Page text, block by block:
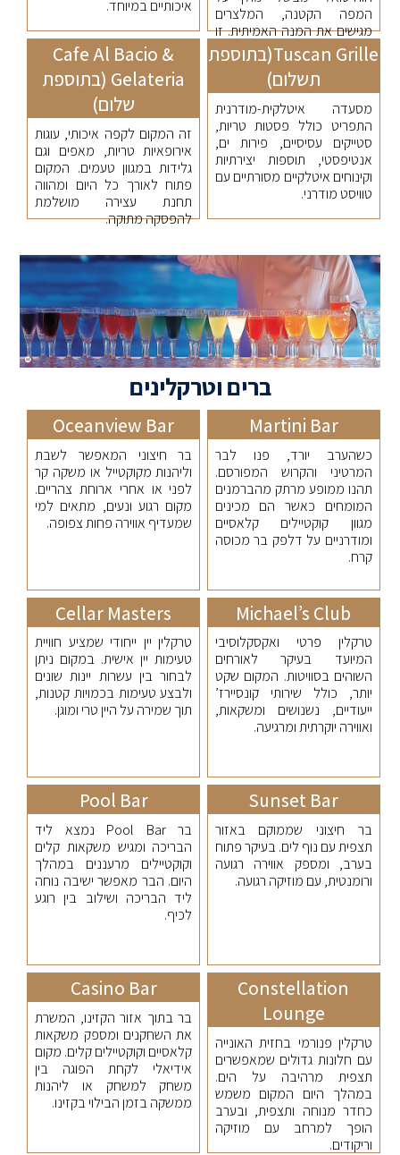
המפה הקטנה, המלצרים
מגישים את המנה האמיתית. זו
חוויה אינטראקטיבית ומשעשעת
שמתאימה גם לילדים וגם
איכותיים במיוחד.
Tuscan Grille(בתוספת
תשלום)
מסעדה איטלקית-מודרנית
התפריט כולל פסטות טריות,
סטייקים עסיסיים, פירות ים,
אנטיפסטי, תוספות יצירתיות
וקינוחים איטלקיים מסורתיים עם
טוויסט מודרני.
Cafe Al Bacio &
Gelateria (בתוספת
שלום)
זה המקום לקפה איכותי, עוגות
אירופאיות טריות, מאפים וגם
גלידות במגוון טעמים. המקום
פתוח לאורך כל היום ומהווה
תחנת עצירה מושלמת
להפסקה מתוקה.
ברים וטרקלינים
Martini Bar
כשהערב יורד, פנו לבר
המרטיני והקרוש המפורסם.
תהנו ממופע מרתק מהברמנים
המומחים כאשר הם מכינים
מגוון קוקטיילים קלאסיים
ומודרניים על דלפק בר מכוסה
קרח.
Oceanview Bar
בר חיצוני המאפשר לשבת
וליהנות מקוקטייל או משקה קר
לפני או אחרי ארוחת צהריים.
מקום רגוע ונעים, מתאים למי
שמעדיף אווירה פחות צפופה.
Michael’s Club
טרקלין פרטי ואקסקלוסיבי
המיועד בעיקר לאורחים
השוהים בסוויטות. המקום שקט
יותר, כולל שירותי קונסיירז’
ייעודיים, נשנושים ומשקאות,
ואווירה יוקרתית ומרגיעה.
Cellar Masters
טרקלין יין ייחודי שמציע חוויית
טעימות יין אישית. במקום ניתן
לבחור בין עשרות יינות שונים
ולבצע טעימות בכמויות קטנות,
תוך שמירה על היין טרי ומוגן.
Sunset Bar
בר חיצוני שממוקם באזור
תצפית עם נוף לים. בעיקר פתוח
בערב, ומספק אווירה רגועה
ורומנטית, עם מוזיקה רגועה.
Pool Bar
בר Pool Bar נמצא ליד
הבריכה ומגיש משקאות קלים
וקוקטיילים מרעננים במהלך
היום. הבר מאפשר ישיבה נוחה
ליד הבריכה ושילוב בין רוגע
לכיף.
Constellation
Lounge
טרקלין פנורמי בחזית האונייה
עם חלונות גדולים שמאפשרים
תצפית מרהיבה על הים.
במהלך היום המקום משמש
כחדר מנוחה ותצפית, ובערב
הופך למרחב עם מוזיקה
וריקודים.
Casino Bar
בר בתוך אזור הקזינו, המשרת
את השחקנים ומספק משקאות
קלאסיים וקוקטיילים קלים. מקום
אידיאלי לקחת הפוגה בין
משחק למשחק או ליהנות
ממשקה בזמן הבילוי בקזינו.